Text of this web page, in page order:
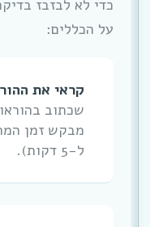
כדי לא לבזבז
על הכללים:
קראי את
שכתוב
מבקש זמן
ל-5 דקות).